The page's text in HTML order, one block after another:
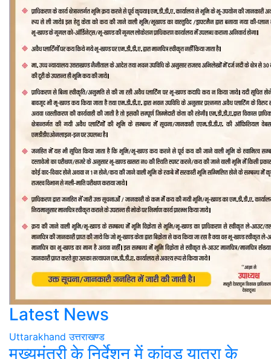
Latest News
Uttarakhand उत्तराखण्ड
मुख्यमंत्री के निर्देशन में कांवड़ यात्रा के